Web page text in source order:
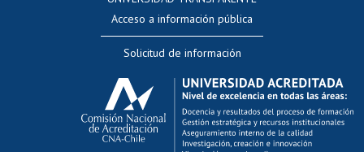
Evaluación docente
Calificación académica
Postulación al AUCAI
Funcionarias/os
Acceso a información pública
Solicitud de información